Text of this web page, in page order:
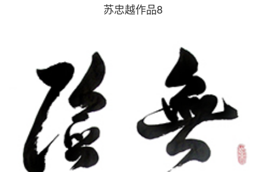
苏忠越作品8